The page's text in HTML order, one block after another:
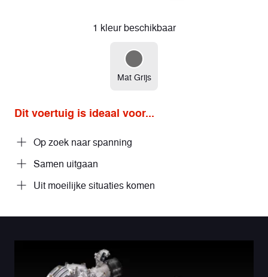
Dit voertuig is ideaal voor...
Op zoek naar spanning
Samen uitgaan
Uit moeilijke situaties komen
1 kleur beschikbaar
Mat Grijs